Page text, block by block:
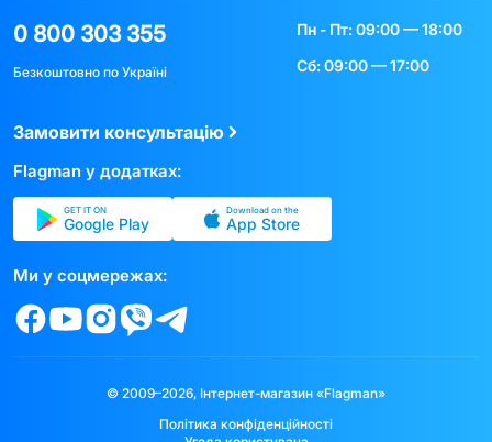
0 800 303 355
Безкоштовно по Україні
Пн - Пт: 09:00 — 18:00
Сб: 09:00 — 17:00
Замовити консультацію
Flagman у додатках:
GET IT ON
Google Play
Download on the
App Store
Ми у соцмережах:
© 2009–2026, Інтернет-магазин «Flagman»
Політика конфіденційності